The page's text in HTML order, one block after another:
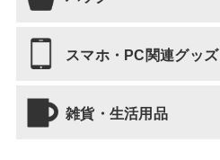
ブックマーク・しおり
Tシャツ
靴下・タイツ
バッグ 全て
トートバッグ
スマホ・PC関連グッズ
スマホ・PC関連グッズ 全て
雑貨・生活用品